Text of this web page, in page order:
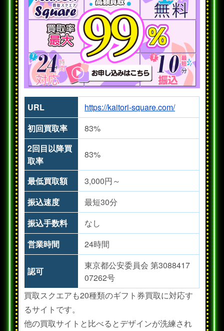
URL
https://kaitori-square.com/
初回買取率
83%
2回目以降買
取率
83%
最低買取額
3,000円～
振込速度
最短30分
振込手数料
なし
営業時間
24時間
認可
東京都公安委員会 第3088417
07262号
買取スクエアも20種類のギフト券買取に対応す
るサイトです。
他の買取サイトと比べるとデザインが洗練され